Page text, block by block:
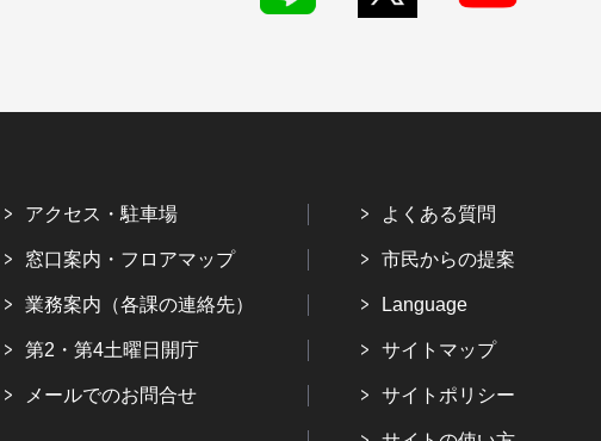
アクセス・駐車場
窓口案内・フロアマップ
業務案内（各課の連絡先）
第2・第4土曜日開庁
メールでのお問合せ
よくある質問
市民からの提案
Language
サイトマップ
サイトポリシー